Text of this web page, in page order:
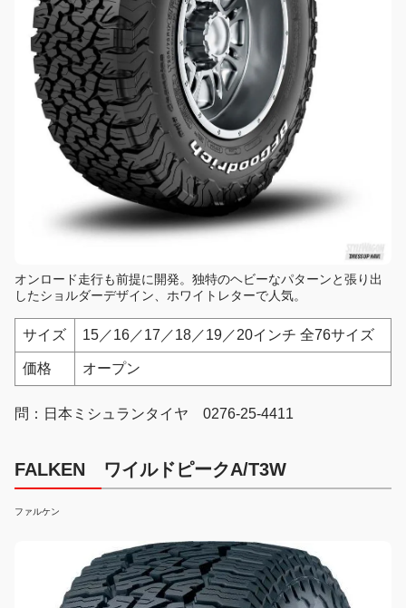
オンロード走行も前提に開発。独特のヘビーなパターンと張り出
したショルダーデザイン、ホワイトレターで人気。
サイズ 15／16／17／18／19／20インチ 全76サイズ
価格 オープン
問：日本ミシュランタイヤ 0276-25-4411
FALKEN ワイルドピークA/T3W
ファルケン